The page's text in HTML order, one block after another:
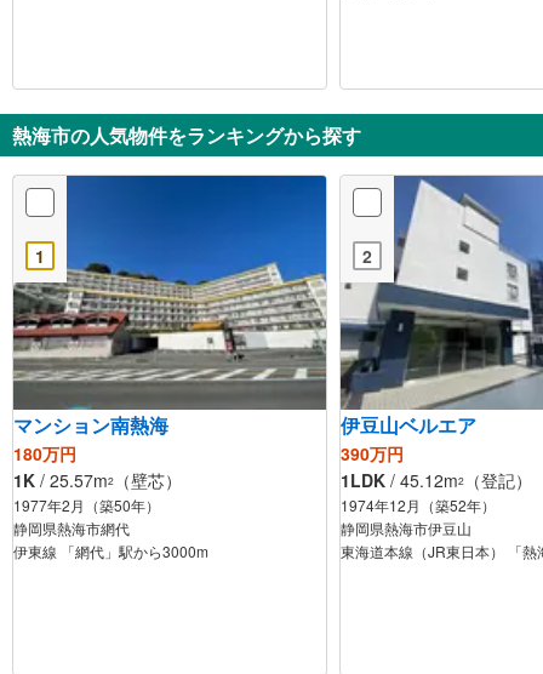
熱海市の人気物件をランキングから探す
1
マンション南熱海
180万円
1K / 25.57m2 （壁芯）
1977年2月（築50年）
静岡県熱海市網代
伊東線 「網代」駅から3000m
2
伊豆山ベルエア
390万円
1LDK / 45.12m2 （登記）
1974年12月（築52年）
静岡県熱海市伊豆山
東海道本線（JR東日本） 「熱